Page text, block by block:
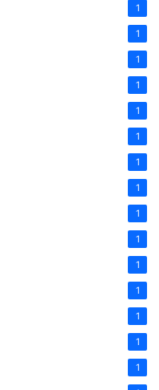
1
1
1
1
1
1
1
1
1
1
1
1
1
1
1